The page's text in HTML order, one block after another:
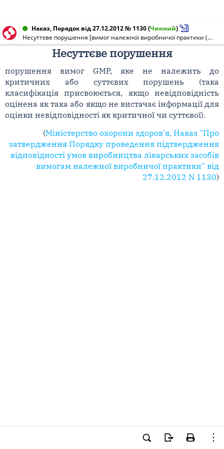
Наказ, Порядок від 27.12.2012 № 1130(Чинний)
Несуттєве порушення [вимог належної виробничої практики (щодо якості лікарських засобів)]